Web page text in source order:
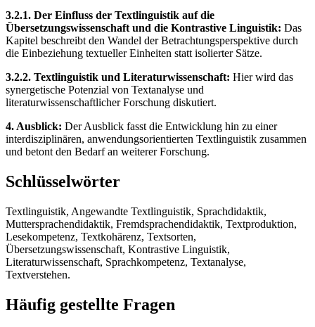
3.2.1. Der Einfluss der Textlinguistik auf die
Übersetzungswissenschaft und die Kontrastive Linguistik: Das
Kapitel beschreibt den Wandel der Betrachtungsperspektive durch
die Einbeziehung textueller Einheiten statt isolierter Sätze.
3.2.2. Textlinguistik und Literaturwissenschaft: Hier wird das
synergetische Potenzial von Textanalyse und
literaturwissenschaftlicher Forschung diskutiert.
4. Ausblick: Der Ausblick fasst die Entwicklung hin zu einer
interdisziplinären, anwendungsorientierten Textlinguistik zusammen
und betont den Bedarf an weiterer Forschung.
Schlüsselwörter
Textlinguistik, Angewandte Textlinguistik, Sprachdidaktik,
Muttersprachendidaktik, Fremdsprachendidaktik, Textproduktion,
Lesekompetenz, Textkohärenz, Textsorten,
Übersetzungswissenschaft, Kontrastive Linguistik,
Literaturwissenschaft, Sprachkompetenz, Textanalyse,
Textverstehen.
Häufig gestellte Fragen